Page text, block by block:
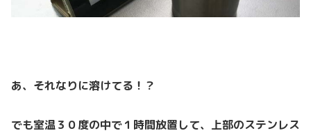
あ、それなりに溶けてる！？
でも室温３０度の中で１時間放置して、上部のステンレス